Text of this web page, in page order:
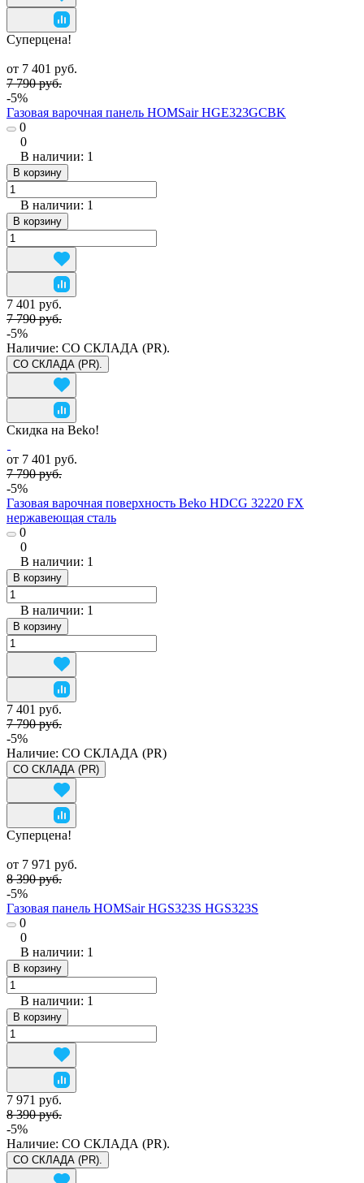
Суперцена!
от 7 401 руб.
7 790 руб.
-5%
Газовая варочная панель HOMSair HGE323GCBK
0
0
В наличии: 1
В корзину
В наличии: 1
В корзину
7 401 руб.
7 790 руб.
-5%
Наличие: СО СКЛАДА (PR).
СО СКЛАДА (PR).
Скидка на Beko!
от 7 401 руб.
7 790 руб.
-5%
Газовая варочная поверхность Beko HDCG 32220 FX
нержавеющая сталь
0
0
В наличии: 1
В корзину
В наличии: 1
В корзину
7 401 руб.
7 790 руб.
-5%
Наличие: СО СКЛАДА (PR)
СО СКЛАДА (PR)
Суперцена!
от 7 971 руб.
8 390 руб.
-5%
Газовая панель HOMSair HGS323S HGS323S
0
0
В наличии: 1
В корзину
В наличии: 1
В корзину
7 971 руб.
8 390 руб.
-5%
Наличие: СО СКЛАДА (PR).
СО СКЛАДА (PR).